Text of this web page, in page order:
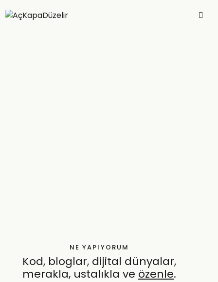
NE YAPIYORUM
Kod, bloglar, dijital dünyalar,
merakla, ustalıkla ve özenle.